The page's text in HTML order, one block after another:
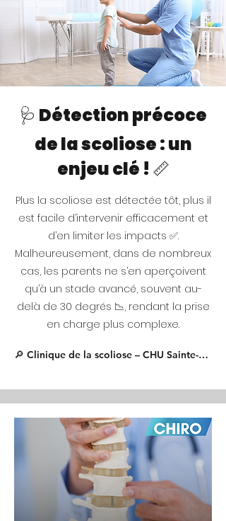
🩺 Détection précoce
de la scoliose : un
enjeu clé ! 📏
Plus la scoliose est détectée tôt, plus il
est facile d’intervenir efficacement et
d’en limiter les impacts ✅.
Malheureusement, dans de nombreux
cas, les parents ne s’en aperçoivent
qu’à un stade avancé, souvent au-
delà de 30 degrés 📉, rendant la prise
en charge plus complexe.
🔎 Clinique de la scoliose – CHU Sainte-Justine 🏥